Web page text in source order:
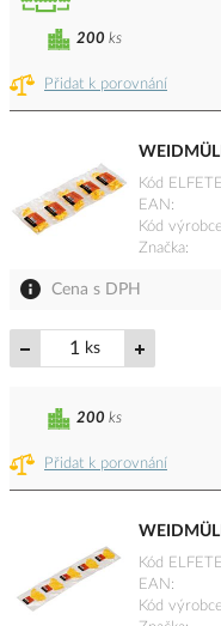
Přidat k porovnání
200 ks
Kód
EAN
Kód výrobce
Značka
Cena s DPH
ks
Přidat k porovnání
200 ks
Kód
EAN
Kód výrobce